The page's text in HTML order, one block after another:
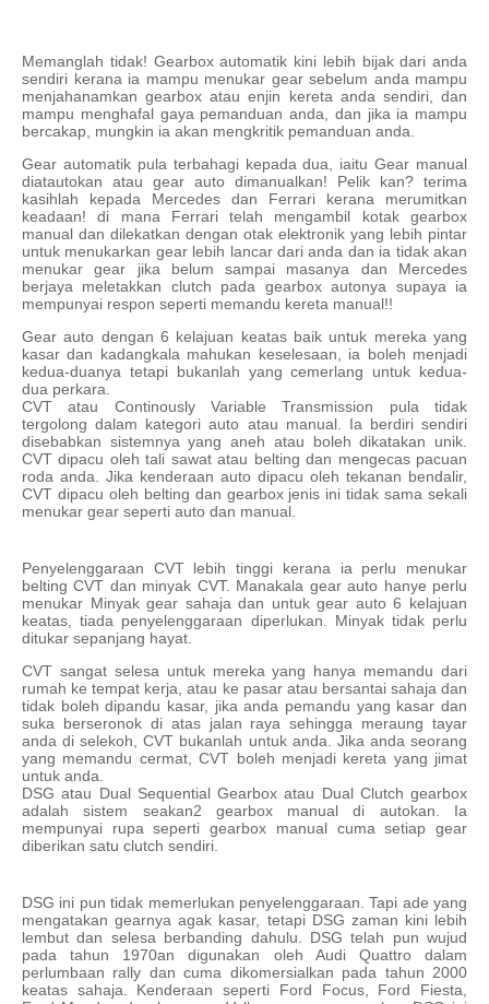
Memanglah tidak! Gearbox automatik kini lebih bijak dari anda
sendiri kerana ia mampu menukar gear sebelum anda mampu
menjahanamkan gearbox atau enjin kereta anda sendiri, dan
mampu menghafal gaya pemanduan anda, dan jika ia mampu
bercakap, mungkin ia akan mengkritik pemanduan anda.
Gear automatik pula terbahagi kepada dua, iaitu Gear manual
diatautokan atau gear auto dimanualkan! Pelik kan? terima
kasihlah kepada Mercedes dan Ferrari kerana merumitkan
keadaan! di mana Ferrari telah mengambil kotak gearbox
manual dan dilekatkan dengan otak elektronik yang lebih pintar
untuk menukarkan gear lebih lancar dari anda dan ia tidak akan
menukar gear jika belum sampai masanya dan Mercedes
berjaya meletakkan clutch pada gearbox autonya supaya ia
mempunyai respon seperti memandu kereta manual!!
Gear auto dengan 6 kelajuan keatas baik untuk mereka yang
kasar dan kadangkala mahukan keselesaan, ia boleh menjadi
kedua-duanya tetapi bukanlah yang cemerlang untuk kedua-
dua perkara.
CVT atau Continously Variable Transmission pula tidak
tergolong dalam kategori auto atau manual. Ia berdiri sendiri
disebabkan sistemnya yang aneh atau boleh dikatakan unik.
CVT dipacu oleh tali sawat atau belting dan mengecas pacuan
roda anda. Jika kenderaan auto dipacu oleh tekanan bendalir,
CVT dipacu oleh belting dan gearbox jenis ini tidak sama sekali
menukar gear seperti auto dan manual.
Penyelenggaraan CVT lebih tinggi kerana ia perlu menukar
belting CVT dan minyak CVT. Manakala gear auto hanye perlu
menukar Minyak gear sahaja dan untuk gear auto 6 kelajuan
keatas, tiada penyelenggaraan diperlukan. Minyak tidak perlu
ditukar sepanjang hayat.
CVT sangat selesa untuk mereka yang hanya memandu dari
rumah ke tempat kerja, atau ke pasar atau bersantai sahaja dan
tidak boleh dipandu kasar, jika anda pemandu yang kasar dan
suka berseronok di atas jalan raya sehingga meraung tayar
anda di selekoh, CVT bukanlah untuk anda. Jika anda seorang
yang memandu cermat, CVT boleh menjadi kereta yang jimat
untuk anda.
DSG atau Dual Sequential Gearbox atau Dual Clutch gearbox
adalah sistem seakan2 gearbox manual di autokan. Ia
mempunyai rupa seperti gearbox manual cuma setiap gear
diberikan satu clutch sendiri.
DSG ini pun tidak memerlukan penyelenggaraan. Tapi ade yang
mengatakan gearnya agak kasar, tetapi DSG zaman kini lebih
lembut dan selesa berbanding dahulu. DSG telah pun wujud
pada tahun 1970an digunakan oleh Audi Quattro dalam
perlumbaan rally dan cuma dikomersialkan pada tahun 2000
keatas sahaja. Kenderaan seperti Ford Focus, Ford Fiesta,